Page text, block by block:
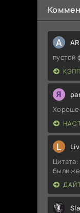
A
пустой
L
были